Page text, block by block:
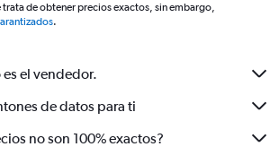
de obtener precios exactos, sin embargo,
.
el vendedor.
de datos para ti
no son 100% exactos?